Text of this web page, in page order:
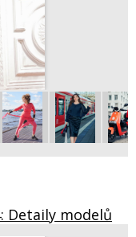
Detaily modelů